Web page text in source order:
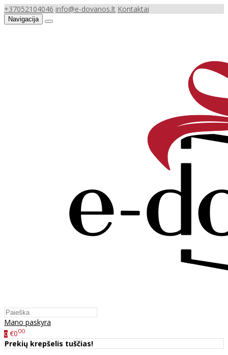
+37052104046 info@e-dovanos.lt Kontaktai
Navigacija
Mano paskyra
0 €000
Prekių krepšelis tuščias!